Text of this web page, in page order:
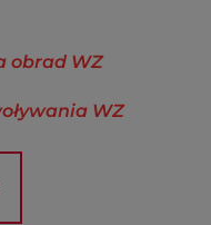
obrad WZ
WZ